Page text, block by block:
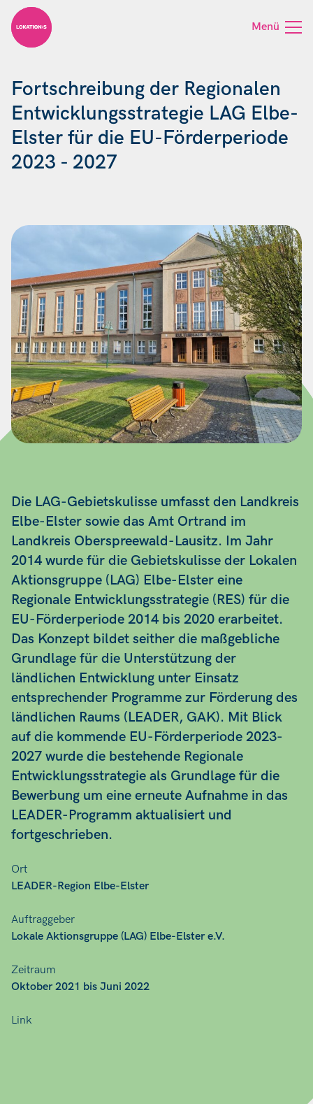
Skip to content
Menü
Fortschreibung der Regionalen
Entwicklungsstrategie LAG Elbe-
Elster für die EU-Förderperiode
2023 - 2027
Die LAG-Gebietskulisse umfasst den Landkreis
Elbe-Elster sowie das Amt Ortrand im
Landkreis Oberspreewald-Lausitz. Im Jahr
2014 wurde für die Gebietskulisse der Lokalen
Aktionsgruppe (LAG) Elbe-Elster eine
Regionale Entwicklungsstrategie (RES) für die
EU-Förderperiode 2014 bis 2020 erarbeitet.
Das Konzept bildet seither die maßgebliche
Grundlage für die Unterstützung der
ländlichen Entwicklung unter Einsatz
entsprechender Programme zur Förderung des
ländlichen Raums (LEADER, GAK). Mit Blick
auf die kommende EU-Förderperiode 2023-
2027 wurde die bestehende Regionale
Entwicklungsstrategie als Grundlage für die
Bewerbung um eine erneute Aufnahme in das
LEADER-Programm aktualisiert und
fortgeschrieben.
Ort
LEADER-Region Elbe-Elster
Auftraggeber
Lokale Aktionsgruppe (LAG) Elbe-Elster e.V.
Zeitraum
Oktober 2021 bis Juni 2022
Link